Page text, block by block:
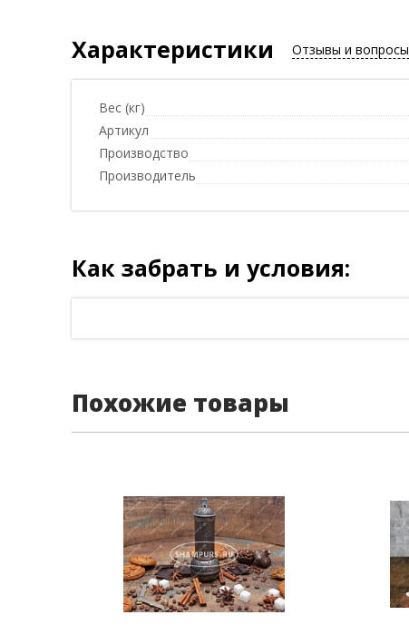
Характеристики Отзывы и вопросы
Вес (кг)
Артикул
Производство
Производитель
Как забрать и условия:
Похожие товары